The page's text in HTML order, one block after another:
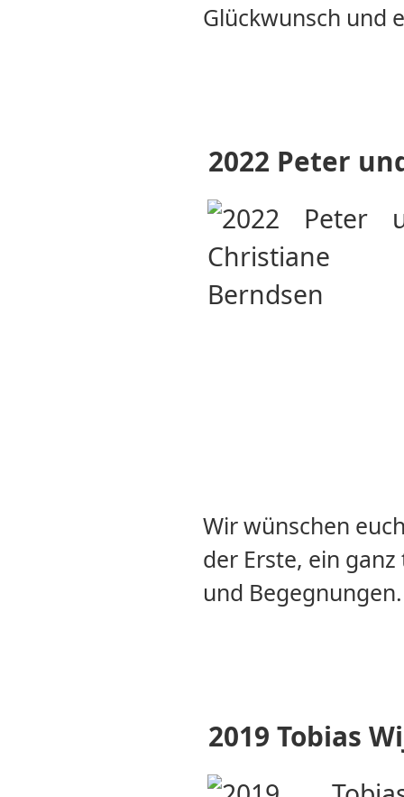
Glückwunsch und
2022 Peter
Wir wünschen
der Erste, ein
und Begegnungen.
2019 Tobias